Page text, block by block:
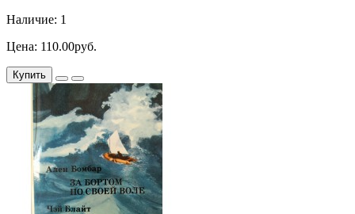
Наличие: 1
Цена: 110.00руб.
Купить